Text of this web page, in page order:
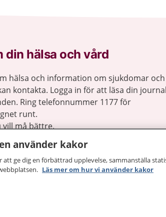
din hälsa och vård
hälsa och information om sjukdomar och
kontakta. Logga in för att läsa din
Ring telefonnummer 1177 för
runt.
vill må bättre.
använder kakor
att ge dig en förbättrad upplevelse, sammanställa
Läs mer om hur vi använder kakor